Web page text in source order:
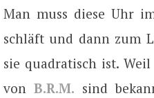
Man muss diese Uhr
schläft und dann zum
sie quadratisch ist.
vonB.R.M. sind